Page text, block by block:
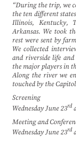
“During the trip, we
the ten different
Illinois, Kentucky,
Arkansas. We took
rest were sent by
We collected
and riverside life
the major players in
Along the river we
touched by the
Screening
Wednesday June 23rd
Meeting and
Wednesday June 23rd